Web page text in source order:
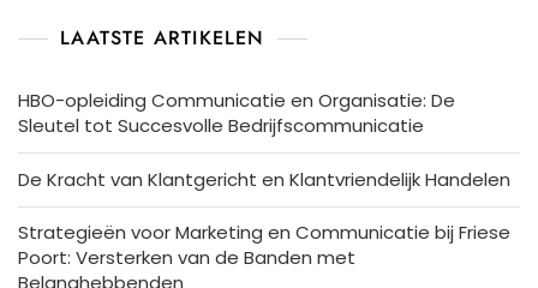
LAATSTE ARTIKELEN
HBO-opleiding Communicatie en Organisatie: De
Sleutel tot Succesvolle Bedrijfscommunicatie
De Kracht van Klantgericht en Klantvriendelijk Handelen
Strategieën voor Marketing en Communicatie bij Friese
Poort: Versterken van de Banden met
Belanghebbenden